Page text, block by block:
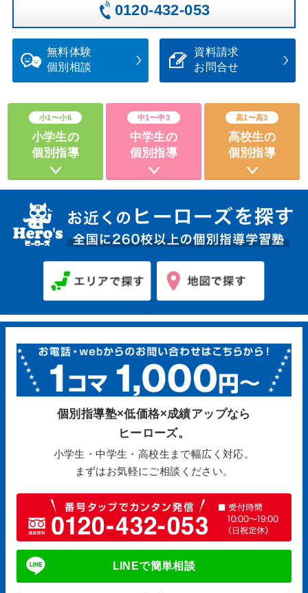
0120-432-053
無料体験
個別相談
資料請求
お問合せ
小学生の
個別指導
小1〜小6
中学生の
個別指導
中1〜中3
高校生の
個別指導
高1〜高3
個別指導塾×低価格×成績アップなら
ヒーローズ。
小学生・中学生・高校生まで幅広く対応。
まずはお気軽にご相談ください。
LINEで簡単相談